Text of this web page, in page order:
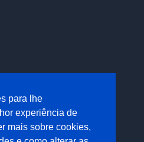
para lhe
experiência de
mais sobre cookies,